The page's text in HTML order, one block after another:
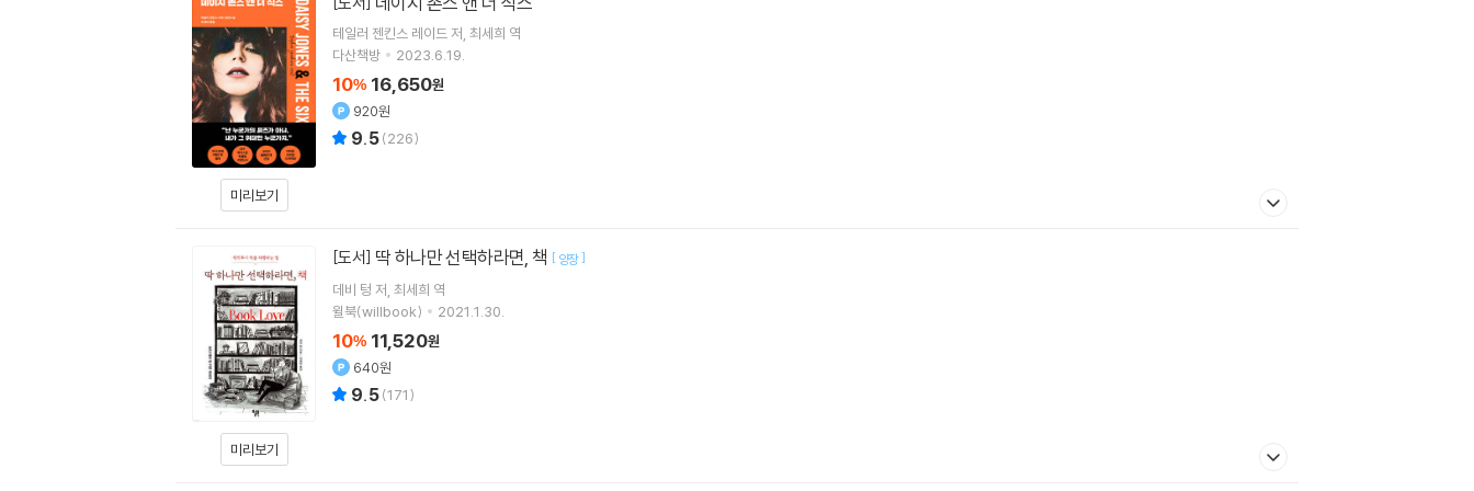
미리보기
테일러 젠킨스 레이드 저 최세희 역
다산책방
2023.6.19.
10% 16,650원
920원
9.5(226)
미리보기
[도서] 딱 하나만 선택하라면, 책 [ 양장]
데비 텅 저 최세희 역
윌북(willbook)
2021.1.30.
10% 11,520원
640원
9.5(171)